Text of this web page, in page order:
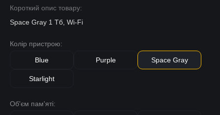
Короткий опис товару:
Space Gray 1 Тб, Wi-Fi
Колір пристрою:
Blue Purple Space Gray
Starlight
Об'єм пам'яті: